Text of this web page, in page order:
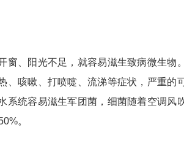
、阳光不足，就容易滋生致病微生物
、咳嗽、打喷嚏、流涕等症状，严重的
系统容易滋生军团菌，细菌随着空调风
。